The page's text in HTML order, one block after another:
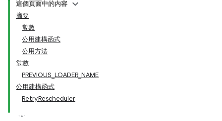
這個頁面中的內容
摘要
常數
公用建構函式
公用方法
常數
PREVIOUS_LOADER_NAME
公用建構函式
RetryRescheduler